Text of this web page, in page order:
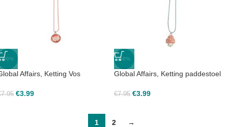
-50%
Affairs, Ketting Vos
7.95 €3.99
-50%
Global Affairs, Ketting paddestoel
€7.95 €3.99
1 2 →